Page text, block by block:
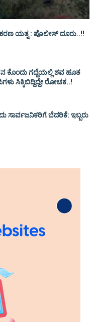
ಯತ್ನ : ಪೊಲೀಸ್ ದೂರು..!!
ಕೊಂದು ಗದ್ದೆಯಲ್ಲಿ ಶವ ಹೂತ
ಸಿಕ್ಕಿಬಿದ್ದಿದ್ದೇ ರೋಚಕ..!
ಸಾರ್ವಜನಿಕರಿಗೆ ಬೆದರಿಕೆ: ಇಬ್ಬರು